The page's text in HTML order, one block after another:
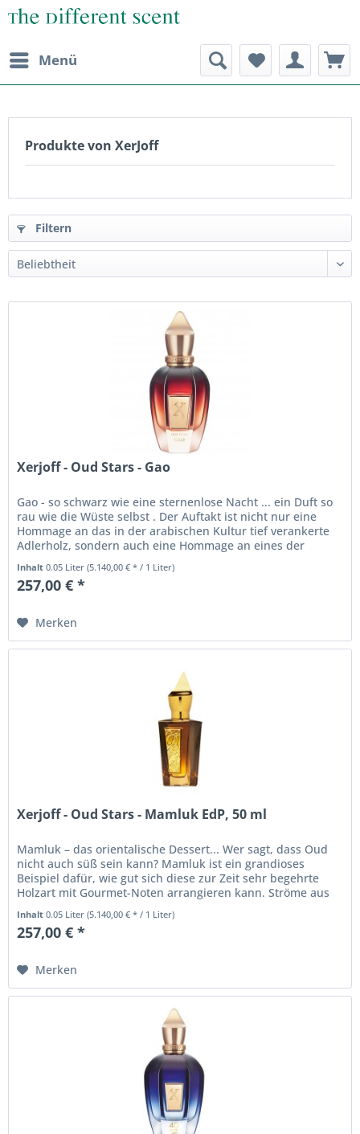
Menü
Produkte von XerJoff
Filtern
Xerjoff - Oud Stars - Gao
Gao - so schwarz wie eine sternenlose Nacht ... ein Duft so
rau wie die Wüste selbst . Der Auftakt ist nicht nur eine
Hommage an das in der arabischen Kultur tief verankerte
Adlerholz, sondern auch eine Hommage an eines der
luxuriösesten...
Inhalt0.05 Liter(5.140,00 € * / 1 Liter)
257,00 € *
Merken
Xerjoff - Oud Stars - Mamluk EdP, 50 ml
Mamluk – das orientalische Dessert... Wer sagt, dass Oud
nicht auch süß sein kann? Mamluk ist ein grandioses
Beispiel dafür, wie gut sich diese zur Zeit sehr begehrte
Holzart mit Gourmet-Noten arrangieren kann. Ströme aus
goldenem Honig...
Inhalt0.05 Liter(5.140,00 € * / 1 Liter)
257,00 € *
Merken